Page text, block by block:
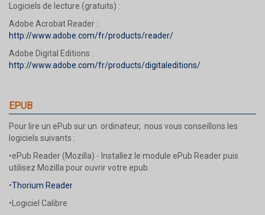
Logiciels de lecture (gratuits) :
Adobe Acrobat Reader :
http://www.adobe.com/fr/products/reader/
Adobe Digital Editions :
http://www.adobe.com/fr/products/digitaleditions/
EPUB
Pour lire un ePub sur un ordinateur, nous vous conseillons les
logiciels suivants :
•ePub Reader (Mozilla) - Installez le module ePub Reader puis
utilisez Mozilla pour ouvrir votre epub.
•Thorium Reader
• Logiciel Calibre